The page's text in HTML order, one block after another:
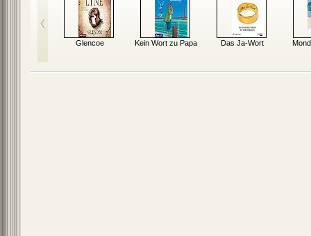
Glencoe Kein Wort zu Papa Das Ja-Wort